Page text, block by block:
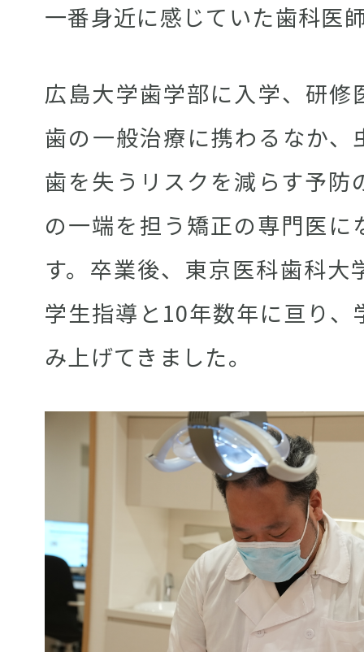
一番身近に感じていた歯科医
広島大学歯学部に入学、研修
歯の一般治療に携わるなか、
歯を失うリスクを減らす予防
の一端を担う矯正の専門医に
す。卒業後、東京医科歯科大
学生指導と10年数年に亘り
み上げてきました。